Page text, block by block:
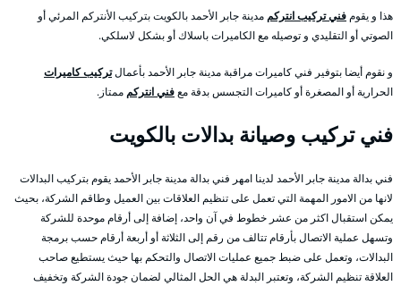
هذا و يقوم فني تركيب انتركم مدينة جابر الأحمد بالكويت بتركيب الأنتركم المرئي أو
الصوتي أو التقليدي و توصيله مع الكاميرات باسلاك أو بشكل لاسلكي.
و نقوم أيضا بتوفير فني كاميرات مراقبة مدينة جابر الأحمد بأعمالتركيب كاميرات
الحرارية أو المصغرة أو كاميرات التجسس بدقة معفني انتركمممتاز.
فني تركيب وصيانة بدالات بالكويت
فني بدالة مدينة جابر الأحمد لدينا امهر فني بدالة مدينة جابر الأحمد يقوم بتركيب البدالات
لانها من الامور المهمة التي تعمل على تنظيم العلاقات بين العميل وطاقم الشركة، بحيث
يمكن استقبال اكثر من عشر خطوط في آن واحد، إضافة إلى أرقام موحدة للشركة
وتسهل عملية الاتصال بأرقام تتالف من رقم إلى الثلاثة أو أربعة أرقام حسب برمجة
البدالات، وتعمل على ضبط جميع عمليات الاتصال والتحكم بها حيث يستطيع صاحب
العلاقة تنظيم الشركة، وتعتبر البدلة هي الحل المثالي لضمان جودة الشركة وتخفيف